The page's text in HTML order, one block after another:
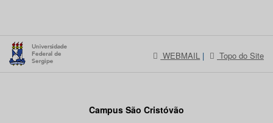
WEBMAIL | Topo do Site
Campus São Cristóvão